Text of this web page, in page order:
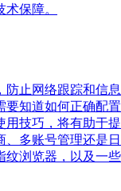
保障。
防止网络跟踪和信息
要知道如何正确配置
用技巧，将有助于提
多账号管理还是日
纹浏览器，以及一些